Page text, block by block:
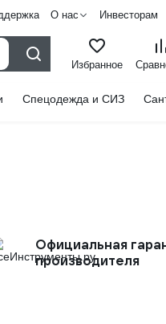
О нас Инвесторам
Избранное
Спецодежда и СИЗ
Официальная
производителя